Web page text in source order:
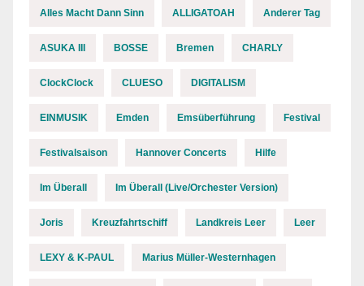
Alles Macht Dann Sinn ALLIGATOAH Anderer Tag
ASUKA III BOSSE Bremen CHARLY
ClockClock CLUESO DIGITALISM
EINMUSIK Emden Emsüberführung Festival
Festivalsaison Hannover Concerts Hilfe
Im Überall Im Überall (Live/Orchester Version)
Joris Kreuzfahrtschiff Landkreis Leer Leer
LEXY & K-PAUL Marius Müller-Westernhagen